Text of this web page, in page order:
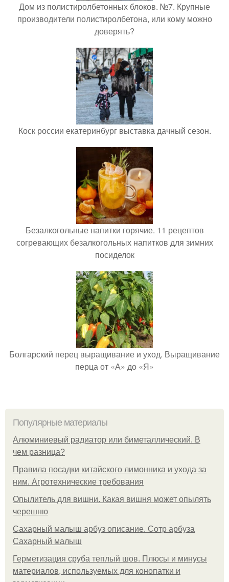
Дом из полистиролбетонных блоков. №7. Крупные
производители полистиролбетона, или кому можно
доверять?
Коск россии екатеринбург выставка дачный сезон.
Безалкогольные напитки горячие. 11 рецептов
согревающих безалкогольных напитков для зимних
посиделок
Болгарский перец выращивание и уход. Выращивание
перца от «А» до «Я»
Популярные материалы
Алюминиевый радиатор или биметаллический. В
чем разница?
Правила посадки китайского лимонника и ухода за
ним. Агротехнические требования
Опылитель для вишни. Какая вишня может опылять
черешню
Сахарный малыш арбуз описание. Сотр арбуза
Сахарный малыш
Герметизация сруба теплый шов. Плюсы и минусы
материалов, используемых для конопатки и